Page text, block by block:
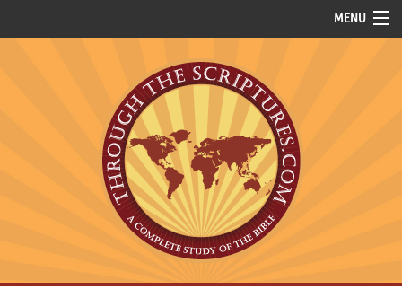
MENU
Semester Studies